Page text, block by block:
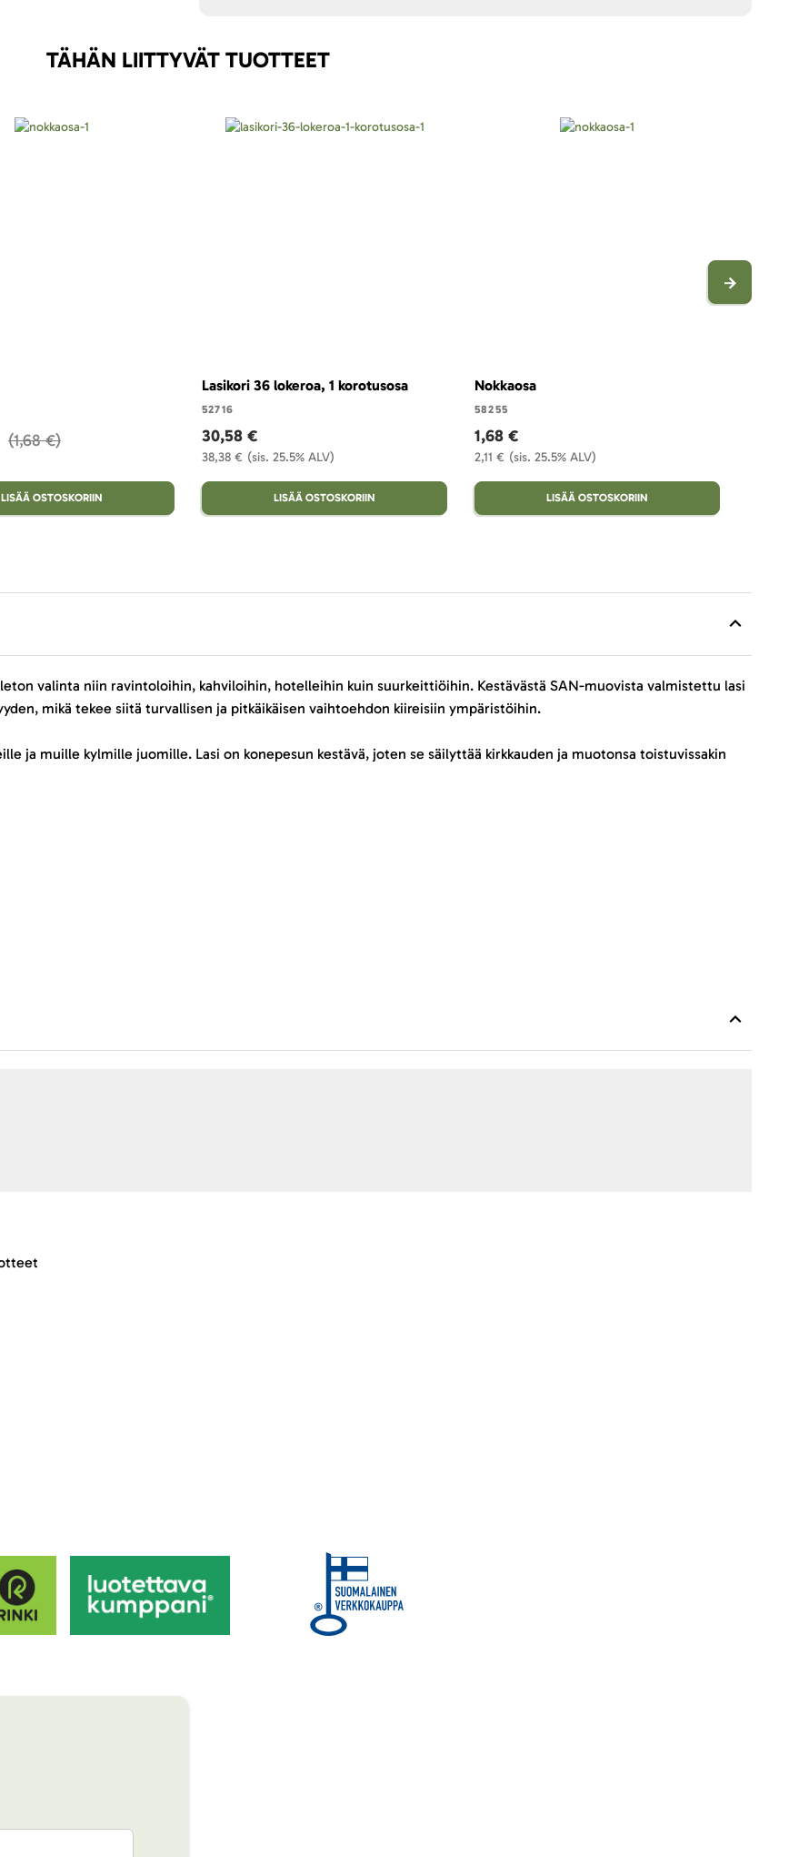
TÄHÄN LIITTYVÄT TUOTTEET
1,68 €
LISÄÄ OSTOSKORIIN
Lasikori 36 lokeroa, 1 korotusosa
52716
(sis. 25.5% ALV)
38,38 €
30,58 €
LISÄÄ OSTOSKORIIN
Nokkaosa
58255
(sis. 25.5% ALV)
2,11 €
1,68 €
LISÄÄ OSTOSKORIIN
valinta niin ravintoloihin, kahviloihin, hotelleihin kuin suurkeittiöihin. Kestävästä SAN-muovista valmistettu lasi
mikä tekee siitä turvallisen ja pitkäikäisen vaihtoehdon kiireisiin ympäristöihin.
ja muille kylmille juomille. Lasi on konepesun kestävä, joten se säilyttää kirkkauden ja muotonsa toistuvissakin